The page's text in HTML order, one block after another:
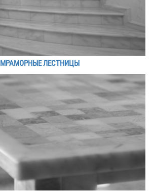
МРАМОРНЫЕ ЛЕСТНИЦЫ